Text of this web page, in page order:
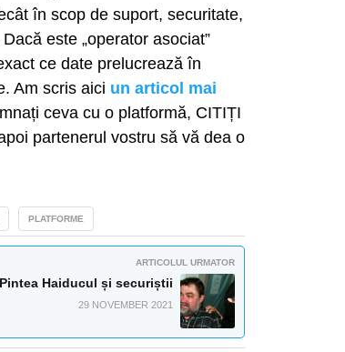
în scop de suport, securitate,
este „operator asociat”
ce date prelucrează în
Am scris aici un articol mai
ceva cu o platformă, CITIȚI
partenerul vostru să vă dea o
PLATFORME
ARTICOLUL URMATOR
Pintea Haiducul și securiștii
29 NOVEMBER 2021